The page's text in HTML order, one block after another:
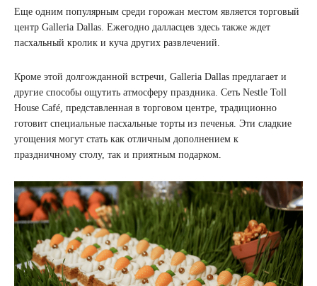
Еще одним популярным среди горожан местом является торговый
центр Galleria Dallas. Ежегодно далласцев здесь также ждет
пасхальный кролик и куча других развлечений.
Кроме этой долгожданной встречи, Galleria Dallas предлагает и
другие способы ощутить атмосферу праздника. Сеть Nestle Toll
House Café, представленная в торговом центре, традиционно
готовит специальные пасхальные торты из печенья. Эти сладкие
угощения могут стать как отличным дополнением к
праздничному столу, так и приятным подарком.